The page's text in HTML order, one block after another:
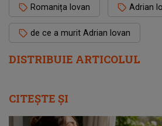
DISTRIBUIE ARTICOLUL
Romanița Iovan Adrian
de ce a murit Adrian Iovan
CITEȘTE ȘI